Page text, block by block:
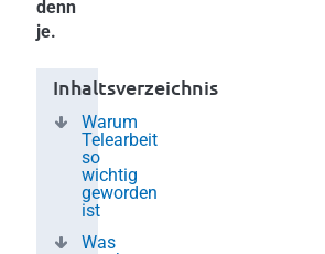
denn
je.
Inhaltsverzeichnis
Warum
Telearbeit
so
wichtig
geworden
ist
Was